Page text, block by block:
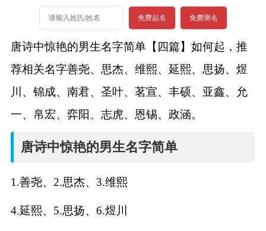
名
女孩名字
打
免费起名 免费测名
唐诗中惊艳的男生名字简单【四篇】如何起，推
荐相关名字善尧、思杰、维熙、延熙、思扬、煜
川、锦成、南君、圣叶、茗宣、丰硕、亚鑫、允
一、帛宏、弈阳、志虎、恩锡、政涵。
唐诗中惊艳的男生名字简单
1.善尧、2.思杰、3.维熙
4.延熙、5.思扬、6.煜川